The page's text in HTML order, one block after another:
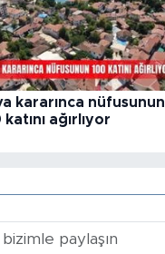
kararınca nüfusunun
ağırlıyor